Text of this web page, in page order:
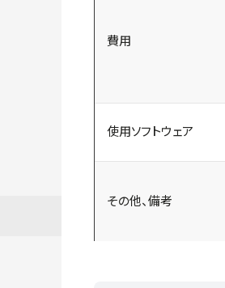
費用
使用ソフトウェア
その他、備考